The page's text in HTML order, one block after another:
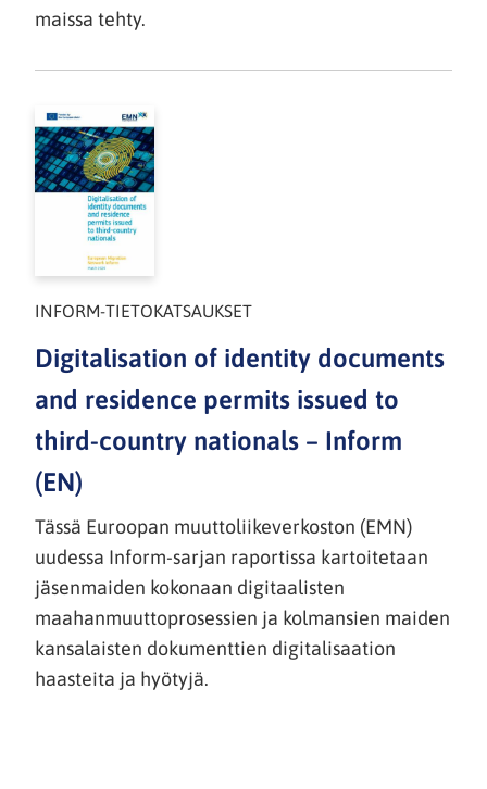
maissa tehty.
INFORM-TIETOKATSAUKSET
Digitalisation of identity documents
and residence permits issued to
third-country nationals – Inform
(EN)
Tässä Euroopan muuttoliikeverkoston (EMN)
uudessa Inform-sarjan raportissa kartoitetaan
jäsenmaiden kokonaan digitaalisten
maahanmuuttoprosessien ja kolmansien maiden
kansalaisten dokumenttien digitalisaation
haasteita ja hyötyjä.